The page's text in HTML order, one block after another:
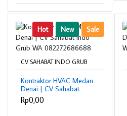
Hot New Sale
CV SAHABAT INDO GRUB
Kontraktor HVAC Medan
Denai | CV Sahabat
Indo Grub WA
082272686688
Rp0,00